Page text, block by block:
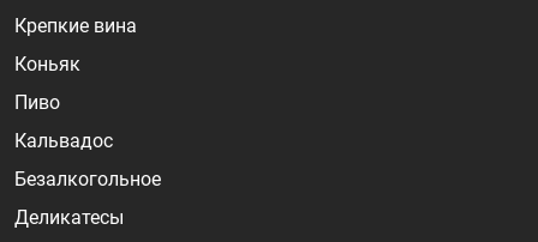
Крепкие вина
Коньяк
Пиво
Кальвадос
Безалкогольное
Деликатесы